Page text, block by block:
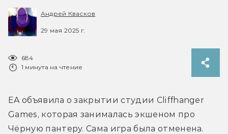
Андрей Квасков
29 мая 2025 г.
684
1 минута на чтение
EA объявила о закрытии студии
Games, которая занималась экшеном про
Чёрную пантеру. Сама игра была отменена.